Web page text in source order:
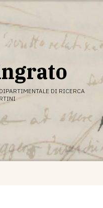
DI RICERCA